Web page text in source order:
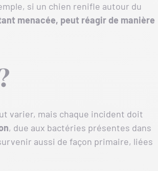
si un chien renifle autour du
menacée, peut réagir de manière
varier, mais chaque incident doit
, due aux bactéries présentes dans
aussi de façon primaire, liées